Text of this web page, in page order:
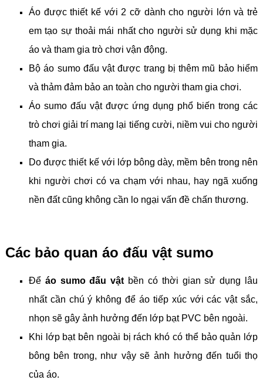
Áo được thiết kế với 2 cỡ dành cho người lớn và trẻ
em tạo sự thoải mái nhất cho người sử dụng khi mặc
áo và tham gia trò chơi vận động.
Bộ áo sumo đấu vật được trang bị thêm mũ bảo hiểm
và thảm đảm bảo an toàn cho người tham gia chơi.
Áo sumo đấu vật được ứng dụng phổ biến trong các
trò chơi giải trí mang lại tiếng cười, niềm vui cho người
tham gia.
Do được thiết kế với lớp bông dày, mềm bên trong nên
khi người chơi có va chạm với nhau, hay ngã xuống
nền đất cũng không cần lo ngại vấn đề chấn thương.
Các bảo quan áo đấu vật sumo
Để áo sumo đấu vật bền có thời gian sử dụng lâu
nhất cần chú ý không để áo tiếp xúc với các vật sắc,
nhọn sẽ gây ảnh hưởng đến lớp bạt PVC bên ngoài.
Khi lớp bạt bên ngoài bị rách khó có thể bảo quản lớp
bông bên trong, như vậy sẽ ảnh hưởng đến tuổi thọ
của áo.